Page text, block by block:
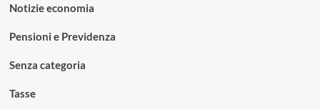
Notizie economia
Pensioni e Previdenza
Senza categoria
Tasse